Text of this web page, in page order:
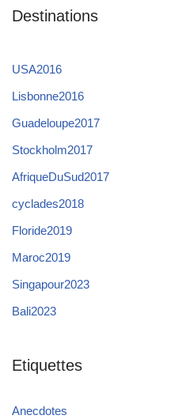
Destinations
USA2016
Lisbonne2016
Guadeloupe2017
Stockholm2017
AfriqueDuSud2017
cyclades2018
Floride2019
Maroc2019
Singapour2023
Bali2023
Etiquettes
Anecdotes